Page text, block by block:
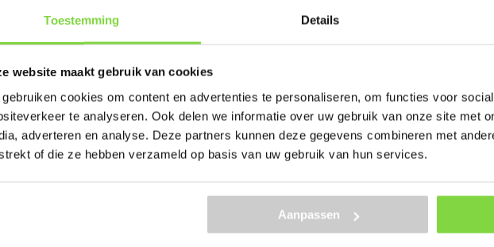
Toestemming Details
website maakt gebruik van cookies
gebruiken cookies om content en advertenties te personaliseren, om functies voor
te analyseren. Ook delen we informatie over uw gebruik van onze site met
adverteren en analyse. Deze partners kunnen deze gegevens combineren met
of die ze hebben verzameld op basis van uw gebruik van hun services.
Aanpassen
Zaalveger Kokos 40 cm
| zonder steel
Levertijd:1-3
werkdagen
IKAPÉ steel 160 x 2,8
cm | stokhouder
Levertijd:1-3
werkdagen
Geschikt voor binnen- en
buitengebruik
Ideaal voor zand, stof en